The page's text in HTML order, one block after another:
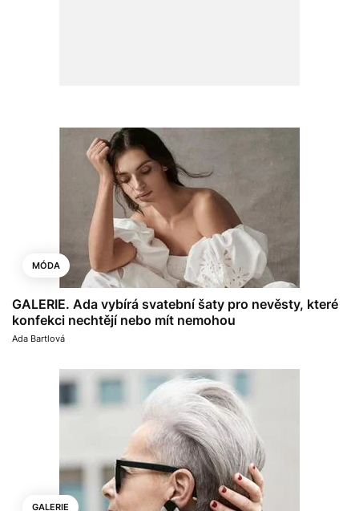
MÓDA
GALERIE. Ada vybírá svatební šaty pro nevěsty, které
konfekci nechtějí nebo mít nemohou
Ada Bartlová
GALERIE